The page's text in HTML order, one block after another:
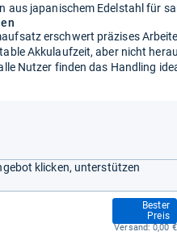
aus japanischem Edelstahl für
erschwert präzises
Akkulaufzeit, aber nicht
Nutzer finden das Handling
klicken, unterstützen
Bester
Preis
84,99 €
Versand:0,00 €